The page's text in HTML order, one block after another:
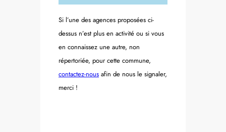
Si l’une des agences proposées ci-
dessus n’est plus en activité ou si vous
en connaissez une autre, non
répertoriée, pour cette commune,
contactez-nous afin de nous le signaler,
merci !